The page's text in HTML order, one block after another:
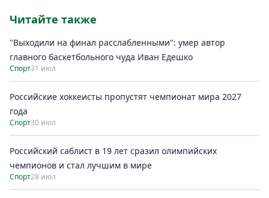
Читайте также
"Выходили на финал расслабленными": умер автор
главного баскетбольного чуда Иван Едешко
Спорт31 июл
Российские хоккеисты пропустят чемпионат мира 2027
года
Спорт30 июл
Российский саблист в 19 лет сразил олимпийских
чемпионов и стал лучшим в мире
Спорт28 июл